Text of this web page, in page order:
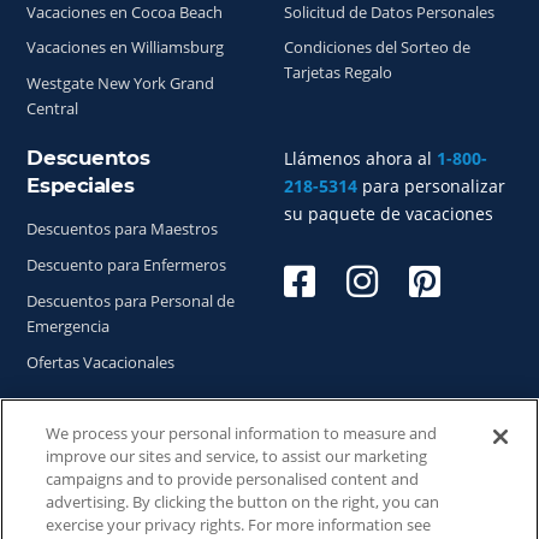
Llámenos ahora al 1-800-
218-5314 para personalizar
su paquete de vacaciones
Vacaciones en Cocoa Beach
Vacaciones en Williamsburg
Westgate New York Grand
Central
Solicitud de Datos Personales
Condiciones del Sorteo de
Tarjetas Regalo
Descuentos
Especiales
Descuentos para Maestros
Descuento para Enfermeros
Descuentos para Personal de
Emergencia
Ofertas Vacacionales
Copyright © 2026WestgateReservations.com
subsidiario deCFI
SeaWorld y todas las marcas y elementos relacionados TM
We process your personal information to measure and
improve our sites and service, to assist our marketing
campaigns and to provide personalised content and
advertising. By clicking the button on the right, you can
exercise your privacy rights. For more information see